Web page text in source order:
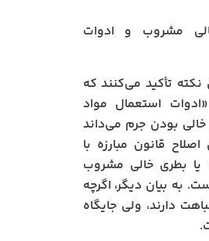
مشروب و ادوات
تأکید می‌کنند که
استعمال مواد
بودن جرم می‌داند
۲۰ قانون اصلاح قانون مبارزه با
یا بطری خالی مشروب
به بیان دیگر، اگرچه
دارند، ولی جایگاه